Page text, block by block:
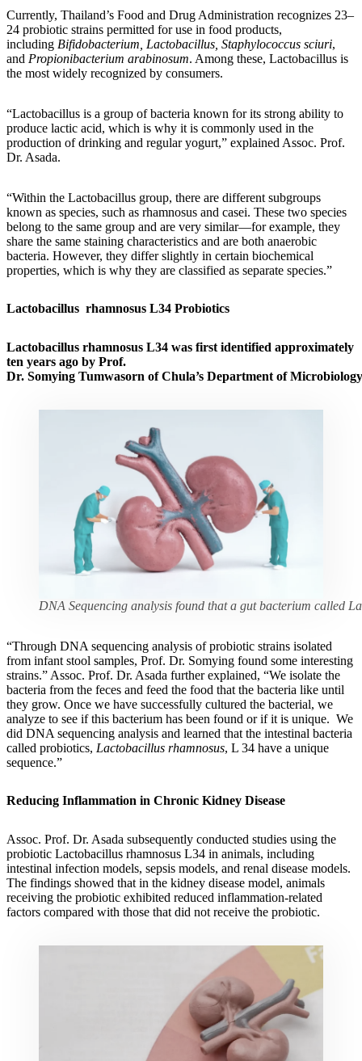
Currently, Thailand’s Food and Drug Administration recognizes 23–
24 probiotic strains permitted for use in food products,
including Bifidobacterium, Lactobacillus, Staphylococcus sciuri,
and Propionibacterium arabinosum. Among these, Lactobacillus is
the most widely recognized by consumers.
“Lactobacillus is a group of bacteria known for its strong ability to
produce lactic acid, which is why it is commonly used in the
production of drinking and regular yogurt,” explained Assoc. Prof.
Dr. Asada.
“Within the Lactobacillus group, there are different subgroups
known as species, such as rhamnosus and casei. These two species
belong to the same group and are very similar—for example, they
share the same staining characteristics and are both anaerobic
bacteria. However, they differ slightly in certain biochemical
properties, which is why they are classified as separate species.”
Lactobacillus rhamnosus L34 Probiotics
Lactobacillus rhamnosus L34 was first identified approximately
ten years ago by Prof.
Dr. Somying Tumwasorn of Chula’s Department of
DNA Sequencing analysis found that a gut bacterium called
“Through DNA sequencing analysis of probiotic strains isolated
from infant stool samples, Prof. Dr. Somying found some interesting
strains.” Assoc. Prof. Dr. Asada further explained, “We isolate the
bacteria from the feces and feed the food that the bacteria like until
they grow. Once we have successfully cultured the bacterial, we
analyze to see if this bacterium has been found or if it is unique. We
did DNA sequencing analysis and learned that the intestinal bacteria
called probiotics, Lactobacillus rhamnosus, L 34 have a unique
sequence.”
Reducing Inflammation in Chronic Kidney Disease
Assoc. Prof. Dr. Asada subsequently conducted studies using the
probiotic Lactobacillus rhamnosus L34 in animals, including
intestinal infection models, sepsis models, and renal disease models.
The findings showed that in the kidney disease model, animals
receiving the probiotic exhibited reduced inflammation-related
factors compared with those that did not receive the probiotic.